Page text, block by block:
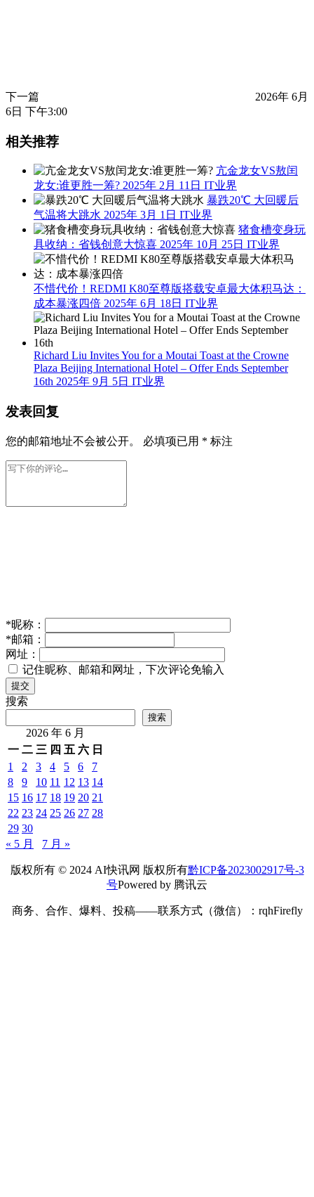
下一篇
2026年 6月
6日 下午3:00
相关推荐
亢金龙女VS敖闰
龙女:谁更胜一筹? 2025年 2月 11日 IT业界
暴跌20℃ 大回暖后
气温将大跳水 2025年 3月 1日 IT业界
猪食槽变身玩
具收纳：省钱创意大惊喜 2025年 10月 25日 IT业界
不惜代价！REDMI K80至尊版搭载安卓最大体积马达：
成本暴涨四倍 2025年 6月 18日 IT业界
Richard Liu Invites You for a Moutai Toast at the Crowne
Plaza Beijing International Hotel – Offer Ends September
16th 2025年 9月 5日 IT业界
发表回复
您的邮箱地址不会被公开。 必填项已用 * 标注
*昵称：
*邮箱：
网址：
记住昵称、邮箱和网址，下次评论免输入
提交
搜索
搜索
2026 年 6 月
一 二 三 四 五 六 日
1
2 3 4 5 6
7
8
9 10 11 12 13 14
15 16 17 18 19 20 21
22 23 24 25 26 27 28
29 30
« 5 月
7 月 »
版权所有 © 2024 AI快讯网 版权所有黔ICP备2023002917号-3
号Powered by 腾讯云
商务、合作、爆料、投稿——联系方式（微信）：rqhFirefly